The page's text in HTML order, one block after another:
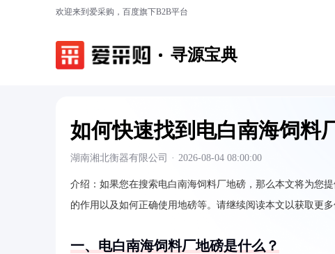
欢迎来到爱采购，百度旗下B2B平台
寻源宝典
如何快速找到电白南海饲料
湖南湘北衡器有限公司 · 2026-08-04 08:00:00
介绍： 如果您在搜索电白南海饲料厂地磅，那么本文将为您
的作用以及如何正确使用地磅等。请继续阅读本文以获取更多
一、电白南海饲料厂地磅是什么？